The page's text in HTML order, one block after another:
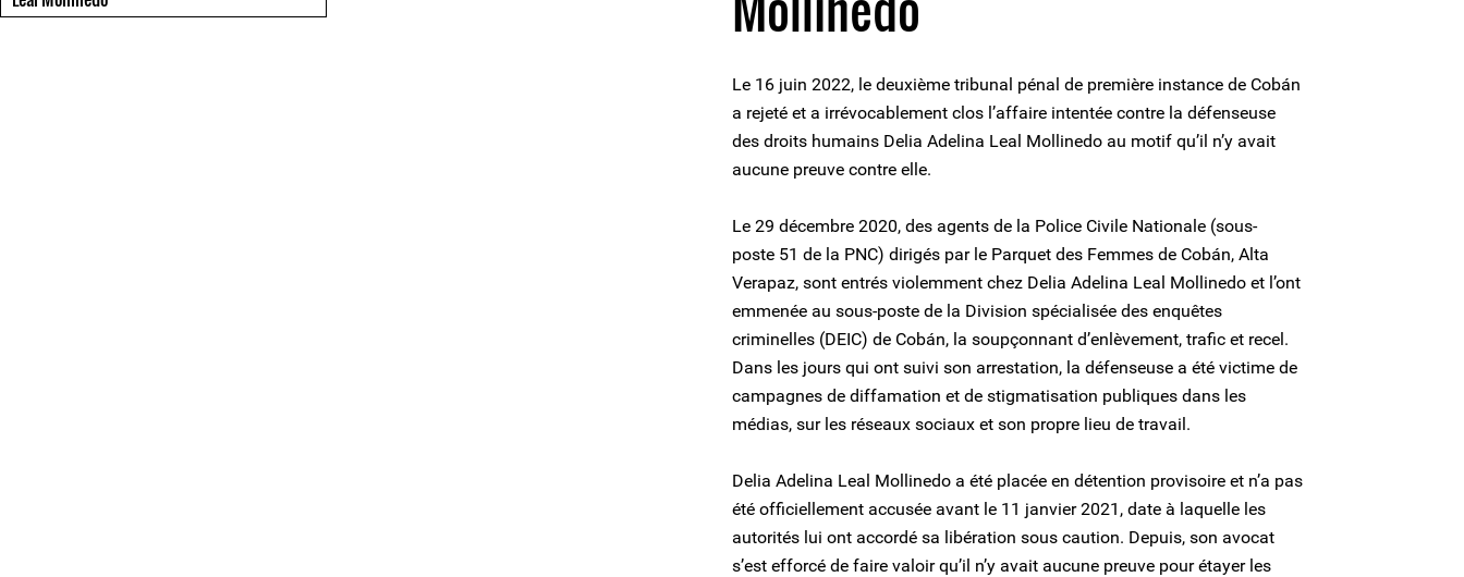
Le 16 juin 2022, le deuxième tribunal pénal de première instance de Cobán
a rejeté et a irrévocablement clos l’affaire intentée contre la défenseuse
des droits humains Delia Adelina Leal Mollinedo au motif qu’il n’y avait
aucune preuve contre elle.
Le 29 décembre 2020, des agents de la Police Civile Nationale (sous-
poste 51 de la PNC) dirigés par le Parquet des Femmes de Cobán, Alta
Verapaz, sont entrés violemment chez Delia Adelina Leal Mollinedo et l’ont
emmenée au sous-poste de la Division spécialisée des enquêtes
criminelles (DEIC) de Cobán, la soupçonnant d’enlèvement, trafic et recel.
Dans les jours qui ont suivi son arrestation, la défenseuse a été victime de
campagnes de diffamation et de stigmatisation publiques dans les
médias, sur les réseaux sociaux et son propre lieu de travail.
Delia Adelina Leal Mollinedo a été placée en détention provisoire et n’a pas
été officiellement accusée avant le 11 janvier 2021, date à laquelle les
autorités lui ont accordé sa libération sous caution. Depuis, son avocat
s’est efforcé de faire valoir qu’il n’y avait aucune preuve pour étayer les